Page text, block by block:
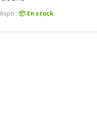
: 📦 En stock